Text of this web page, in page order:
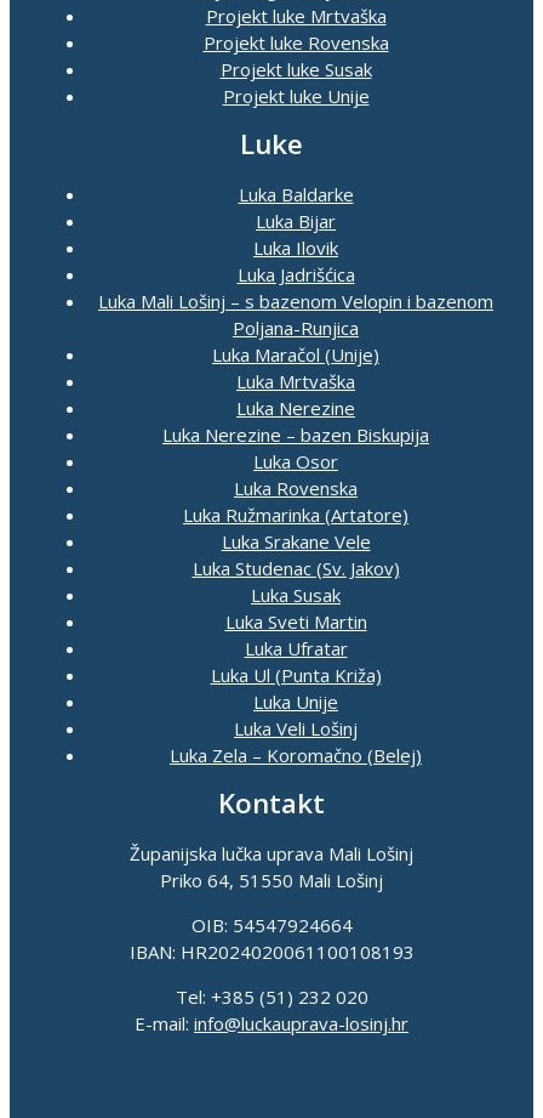
Projekt luke Mrtvaška
Projekt luke Rovenska
Projekt luke Susak
Projekt luke Unije
Luke
Luka Baldarke
Luka Bijar
Luka Ilovik
Luka Jadrišćica
Luka Mali Lošinj – s bazenom Velopin i bazenom
Poljana-Runjica
Luka Maračol (Unije)
Luka Mrtvaška
Luka Nerezine
Luka Nerezine – bazen Biskupija
Luka Osor
Luka Rovenska
Luka Ružmarinka (Artatore)
Luka Srakane Vele
Luka Studenac (Sv. Jakov)
Luka Susak
Luka Sveti Martin
Luka Ufratar
Luka Ul (Punta Križa)
Luka Unije
Luka Veli Lošinj
Luka Zela – Koromačno (Belej)
Kontakt
Županijska lučka uprava Mali Lošinj
Priko 64, 51550 Mali Lošinj
OIB: 54547924664
IBAN: HR2024020061100108193
Tel: +385 (51) 232 020
E-mail: info@luckauprava-losinj.hr